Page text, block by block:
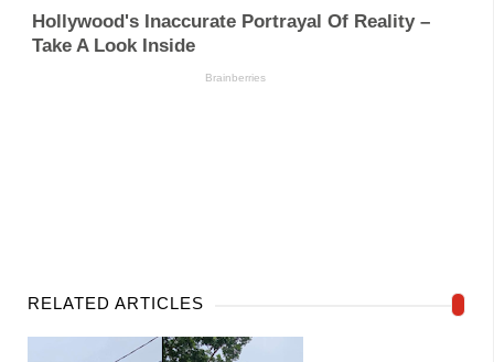
RELATED ARTICLES